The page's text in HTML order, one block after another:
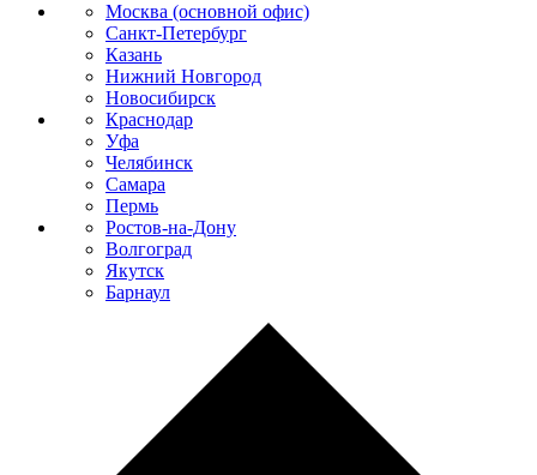
Москва (основной офис)
Санкт-Петербург
Казань
Нижний Новгород
Новосибирск
Краснодар
Уфа
Челябинск
Самара
Пермь
Ростов-на-Дону
Волгоград
Якутск
Барнаул